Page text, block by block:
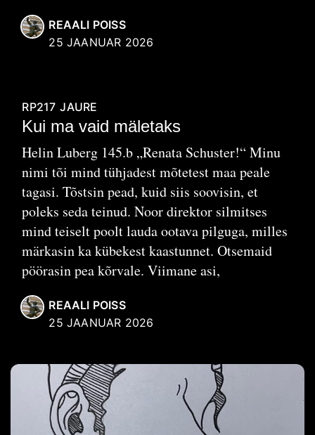
REAALI POISS
25 JAANUAR 2026
RP217 JAURE
Kui ma vaid mäletaks
Helin Luberg 145.b „Renata Schuster!“ Minu
nimi tõi mind tühjadest mõtetest maa peale
tagasi. Tõstsin pead, kuid siis soovisin, et
poleks seda teinud. Noor direktor silmitses
mind teiselt poolt lauda ootava pilguga, milles
märkasin ka kübekest kaastunnet. Otsemaid
pöörasin pea kõrvale. Viimane asi,
REAALI POISS
25 JAANUAR 2026